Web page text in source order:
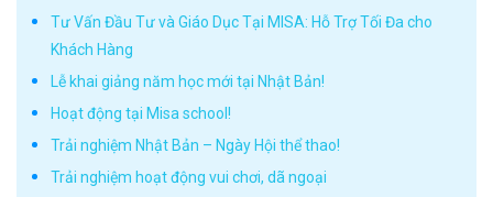
Tư Vấn Đầu Tư và Giáo Dục Tại MISA: Hỗ Trợ Tối Đa cho
Khách Hàng
Lễ khai giảng năm học mới tại Nhật Bản!
Hoạt động tại Misa school!
Trải nghiệm Nhật Bản – Ngày Hội thể thao!
Trải nghiệm hoạt động vui chơi, dã ngoại